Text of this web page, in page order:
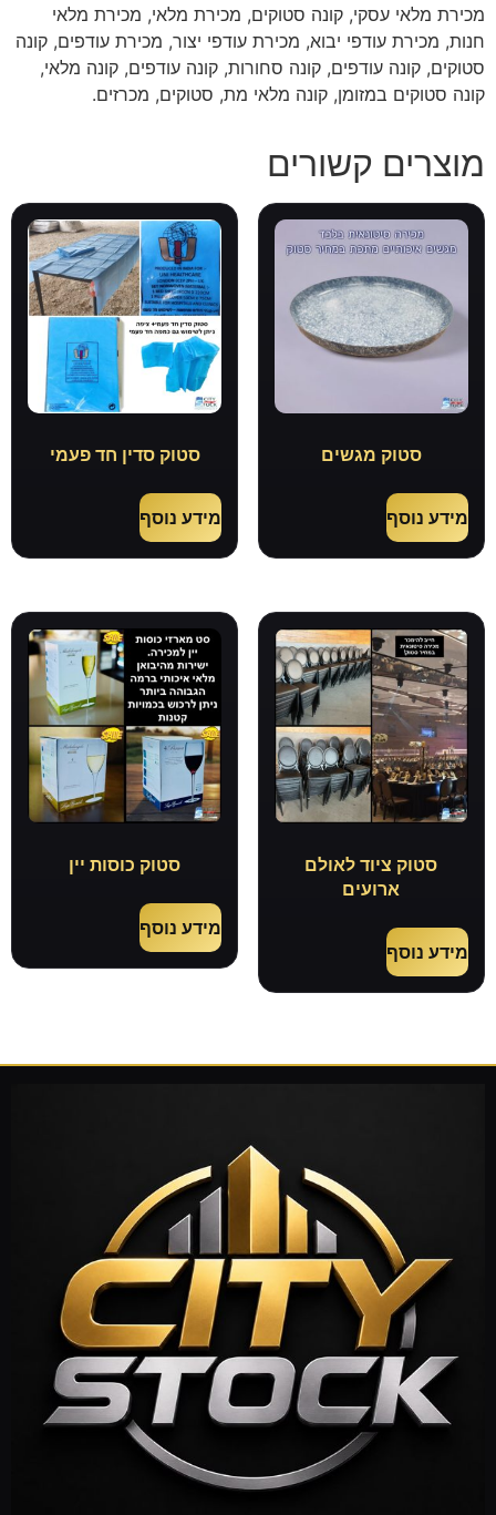
מכירת מלאי עסקי, קונה סטוקים, מכירת מלאי, מכירת מלאי
חנות, מכירת עודפי יבוא, מכירת עודפי יצור, מכירת עודפים, קונה
סטוקים, קונה עודפים, קונה סחורות, קונה עודפים, קונה מלאי,
קונה סטוקים במזומן, קונה מלאי מת, סטוקים, מכרזים.
מוצרים קשורים
סטוק מגשים
מידע נוסף
סטוק סדין חד פעמי
מידע נוסף
סטוק ציוד לאולם
ארועים
מידע נוסף
סטוק כוסות יין
מידע נוסף